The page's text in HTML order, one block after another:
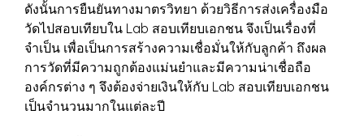
ดังนั้นการยืนยันทางมาตรวิทยา ด้วยวิธีการส่งเครื่องมือ
วัดไปสอบเทียบใน Lab สอบเทียบเอกชน จึงเป็นเรื่องที่
จำเป็น เพื่อเป็นการสร้างความเชื่อมั่นให้กับลูกค้า ถึงผล
การวัดที่มีความถูกต้องแม่นยำและมีความน่าเชื่อถือ
องค์กรต่าง ๆ จึงต้องจ่ายเงินให้กับ Lab สอบเทียบเอกชน
เป็นจำนวนมากในแต่ละปี